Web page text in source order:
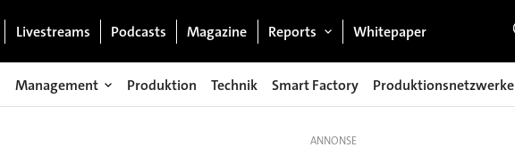
Livestreams Podcasts Magazine Reports Whitepaper
Management Produktion Technik Smart Factory Produktionsnetzwerke